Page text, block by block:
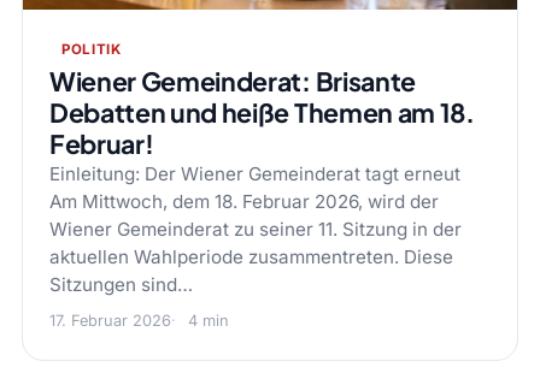
POLITIK
Wiener Gemeinderat: Brisante
Debatten und heiße Themen am 18.
Februar!
Einleitung: Der Wiener Gemeinderat tagt erneut
Am Mittwoch, dem 18. Februar 2026, wird der
Wiener Gemeinderat zu seiner 11. Sitzung in der
aktuellen Wahlperiode zusammentreten. Diese
Sitzungen sind…
17. Februar 2026 4 min